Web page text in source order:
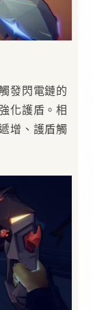
發閃電鏈的
化護盾。相
增、護盾觸